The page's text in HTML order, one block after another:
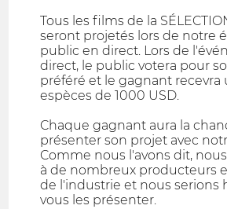
Tous les films de la
seront projetés lors de notre
public en direct. Lors de
direct, le public votera pour
préféré et le gagnant recevra
espèces de 1000 USD.
Chaque gagnant aura la
présenter son projet avec
Comme nous l'avons dit,
à de nombreux producteurs
de l'industrie et nous serions
vous les présenter.